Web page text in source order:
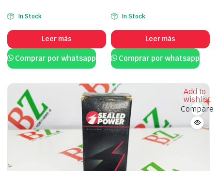
In Stock
Leer más
Comprar por whatsapp
In Stock
Leer más
Comprar por whatsapp
Add to
wishlist
Compare